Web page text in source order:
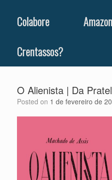
Colabore
Amazon
Crentassos?
O Alienista | Da
Posted on 1 de fevereiro de